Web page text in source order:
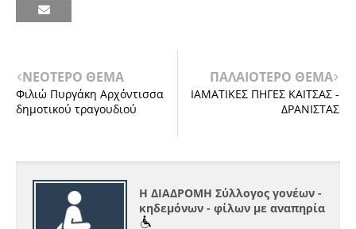
ΝΕΟΤΕΡΟ ΘΕΜΑ
Φιλιώ Πυργάκη Αρχόντισσα
δημοτικού τραγουδιού
ΠΑΛΑΙΟΤΕΡΟ ΘΕΜΑ
ΙΑΜΑΤΙΚΕΣ ΠΗΓΕΣ ΚΑΙΤΣΑΣ -
ΔΡΑΝΙΣΤΑΣ
Η ΔΙΑΔΡΟΜΗ Σύλλογος γονέων -
κηδεμόνων - φίλων με αναπηρία